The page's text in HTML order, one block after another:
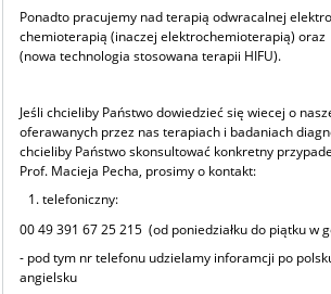
Ponadto pracujemy nad terapią odwracalnej
chemioterapią (inaczej elektrochemioterapią)
(nowa technologia stosowana terapii HIFU).
Jeśli chcieliby Państwo dowiedzieć się wiecej o
oferawanych przez nas terapiach i badaniach
chcieliby Państwo skonsultować konkretny
Prof. Macieja Pecha, prosimy o kontakt:
telefoniczny:
00 49 391 67 25 215 (od poniedziałku do piątku w
- pod tym nr telefonu udzielamy inforamcji po
angielsku